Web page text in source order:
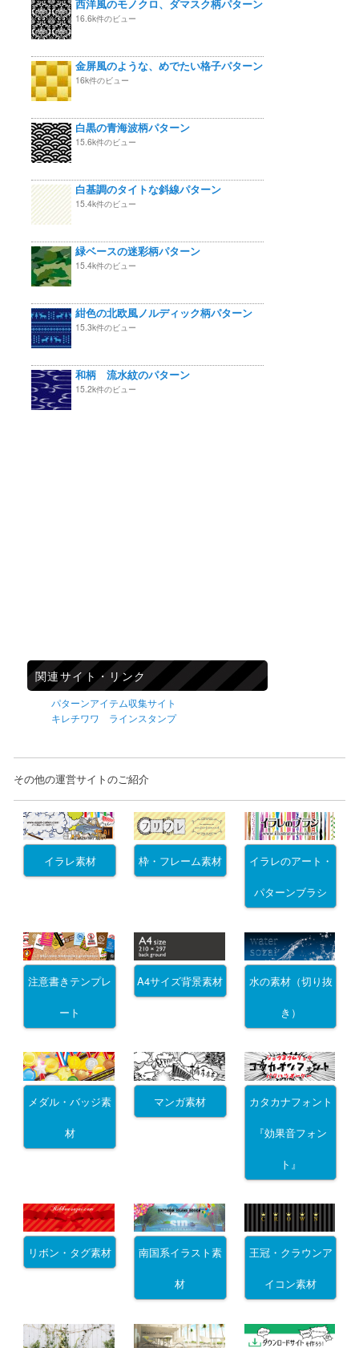
西洋風のモノクロ、ダマスク柄パターン
16.6k件のビュー
金屏風のような、めでたい格子パターン
16k件のビュー
白黒の青海波柄パターン
15.6k件のビュー
白基調のタイトな斜線パターン
15.4k件のビュー
緑ベースの迷彩柄パターン
15.4k件のビュー
紺色の北欧風ノルディック柄パターン
15.3k件のビュー
和柄 流水紋のパターン
15.2k件のビュー
関連サイト・リンク
パターンアイテム収集サイト
キレチワワ ラインスタンプ
その他の運営サイトのご紹介
イラレ素材 枠・フレーム素材 イラレのアート・
パターンブラシ
注意書きテンプレ
ート
A4サイズ背景素材 水の素材（切り抜
き）
メダル・バッジ素
材
マンガ素材 カタカナフォント
『効果音フォン
ト』
リボン・タグ素材 南国系イラスト素
材
王冠・クラウンア
イコン素材